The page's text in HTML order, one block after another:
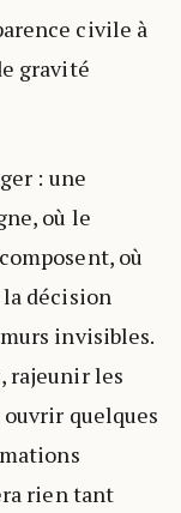
civile à
gravité
: une
où le
où
décision
invisibles.
rajeunir les
quelques
rien tant